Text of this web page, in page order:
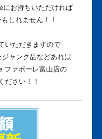
にお持ちいただければ
しれません！！
いただきますので
ャンク品などあれば
ファボーレ富山店の
ださい！！